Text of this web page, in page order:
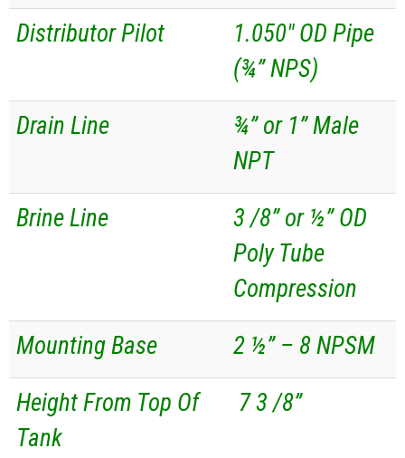
Distributor Pilot
1.050″ OD Pipe
(¾” NPS)
Drain Line
¾” or 1” Male
NPT
Brine Line
3 /8” or ½” OD
Poly Tube
Compression
Mounting Base
2 ½” – 8 NPSM
Height From Top Of
Tank
7 3 /8”